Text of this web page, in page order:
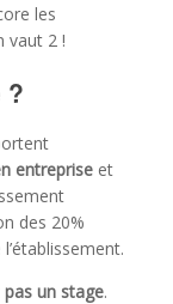
les
vaut 2 !
?
entrepriseet
des 20%
pas un stage.